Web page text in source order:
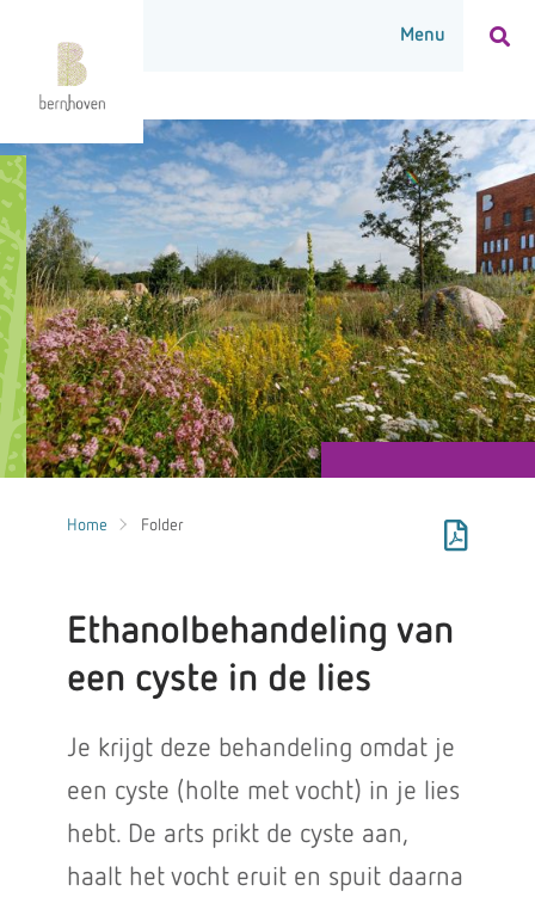
Home Folder
Ethanolbehandeling van
een cyste in de lies
Je krijgt deze behandeling omdat je
een cyste (holte met vocht) in je lies
hebt. De arts prikt de cyste aan,
haalt het vocht eruit en spuit daarna